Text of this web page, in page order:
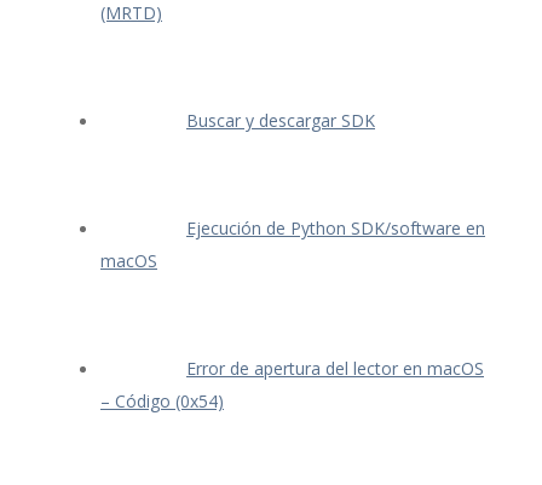
(MRTD)
Buscar y descargar SDK
Ejecución de Python SDK/software en
macOS
Error de apertura del lector en macOS
– Código (0x54)